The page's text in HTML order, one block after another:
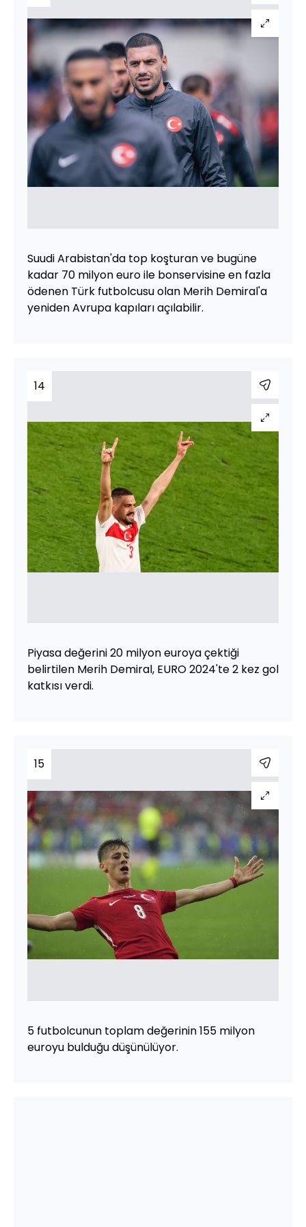
Suudi Arabistan'da top koşturan ve bugüne
kadar 70 milyon euro ile bonservisine en fazla
ödenen Türk futbolcusu olan Merih Demiral'a
yeniden Avrupa kapıları açılabilir.
14
Piyasa değerini 20 milyon euroya çektiği
belirtilen Merih Demiral, EURO 2024'te 2 kez gol
katkısı verdi.
15
5 futbolcunun toplam değerinin 155 milyon
euroyu bulduğu düşünülüyor.